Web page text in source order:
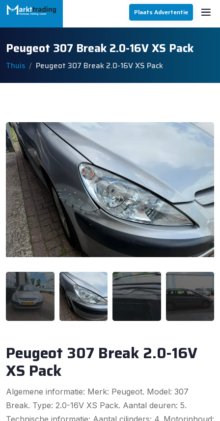
Plaats Advertentie
Peugeot 307 Break 2.0-16V XS Pack
Thuis Peugeot 307 Break 2.0-16V XS Pack
Peugeot 307 Break 2.0-16V
XS Pack
Algemene informatie: Merk: Peugeot. Model: 307
Break. Type: 2.0-16V XS Pack. Aantal deuren: 5.
Technische informatie: Aantal cilinders: 4. Motorinhoud: